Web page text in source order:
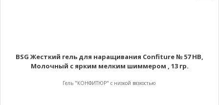
BSG Жесткий гель для наращивания Confiture № 57 HB,
Молочный с ярким мелким шиммером , 13 гр.
Гель "КОНФИТЮР" с низкой вязкостью